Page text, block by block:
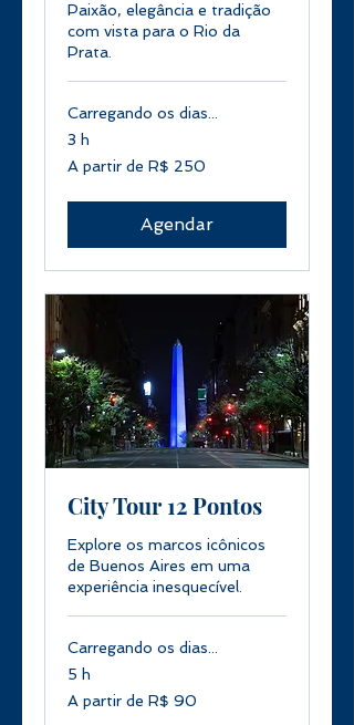
Paixão, elegância e tradição
com vista para o Rio da
Prata.
Carregando os dias...
3 h
A
partir
A partir de R$ 250
Agendar
City Tour 12 Pontos
Explore os marcos icônicos
de Buenos Aires em uma
experiência inesquecível.
Carregando os dias...
5 h
A
partir
A partir de R$ 90